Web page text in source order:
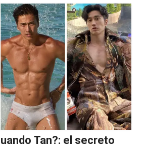
Tan?: el secreto